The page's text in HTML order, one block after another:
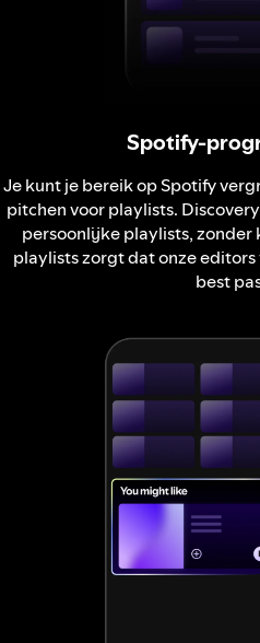
Spotify-
Je kunt je bereik op Spotify
pitchen voor playlists.
persoonlijke playlists, zonder
playlists zorgt dat onze
best